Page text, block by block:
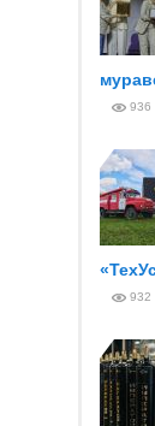
936
932